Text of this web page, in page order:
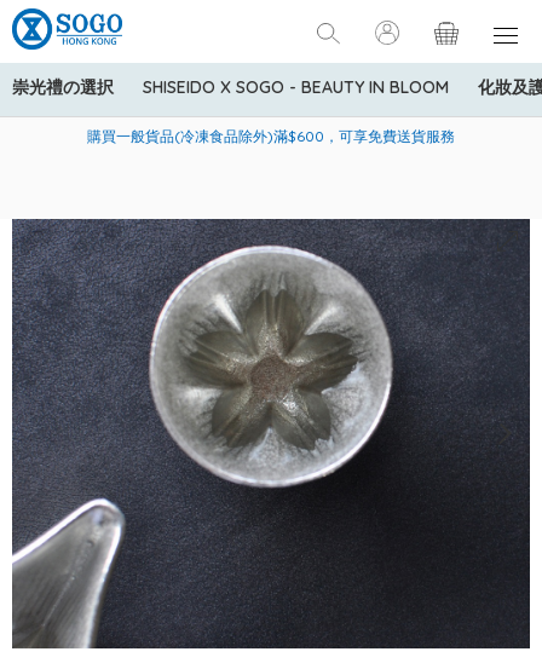
崇光禮の選択 SHISEIDO X SOGO - BEAUTY IN BLOOM 化妝及
美國運通Explorer®信用卡會員購物禮遇：高達5%簽賬回贈！
購買一般貨品(冷凍食品除外)滿$600，可享免費送貨服務
寄送中國內地服務只適用於指定商品，若訂單金額少於HK$600(折